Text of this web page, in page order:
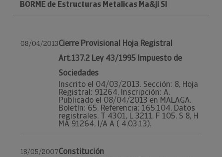
BORME de Estructuras Metalicas Ma&ji Sl
08/04/2013Cierre Provisional Hoja Registral
Art.137.2 Ley 43/1995 Impuesto de
Sociedades
Inscrito el 04/03/2013. Sección: 8, Hoja
Registral: 91264, Inscripción: A.
Publicado el 08/04/2013 en MALAGA.
Boletín: 65, Referencia: 165.104. Datos
registrales. T 4301, L 3211, F 105, S 8, H
MA 91264, I/A A ( 4.03.13).
18/05/2007Constitución